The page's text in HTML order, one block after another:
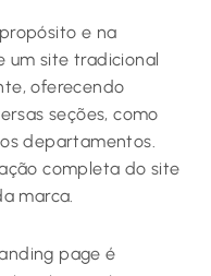
e na
um site tradicional
oferecendo
seções, como
departamentos.
completa do site
marca.
page é